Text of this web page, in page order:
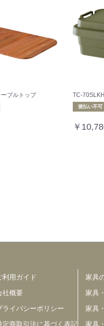
ブルトップ TC-
後払い不可
￥
利用ガイド
社概要
ライバシーポリシー
定商取引法に基づく表記
家具
家具
家具
家具